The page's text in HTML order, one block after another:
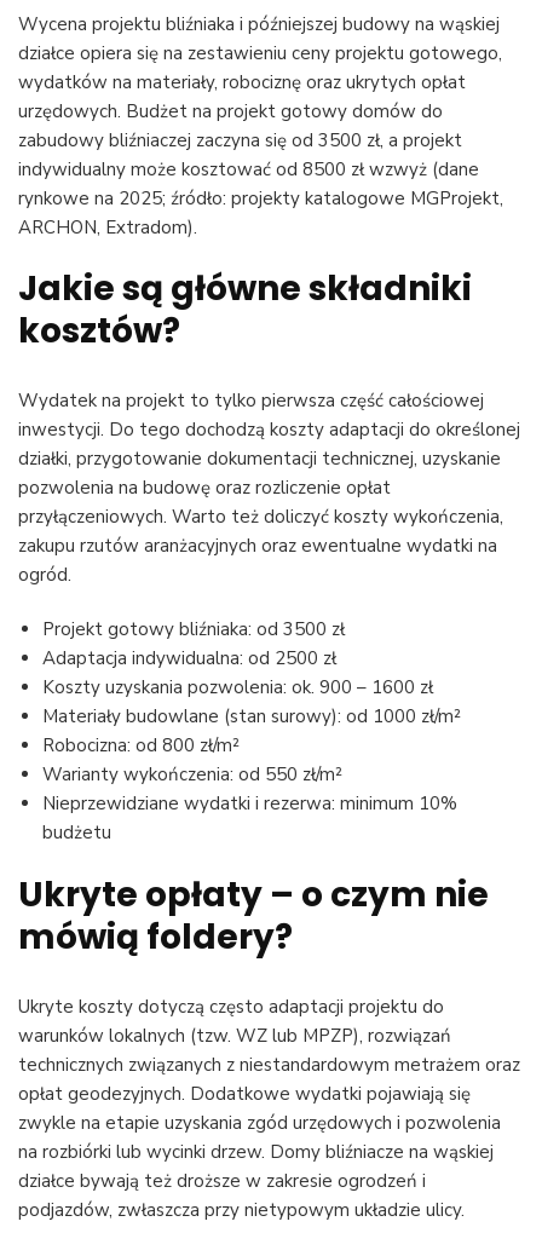
Wycena projektu bliźniaka i późniejszej budowy na wąskiej
działce opiera się na zestawieniu ceny projektu gotowego,
wydatków na materiały, robociznę oraz ukrytych opłat
urzędowych. Budżet na projekt gotowy domów do
zabudowy bliźniaczej zaczyna się od 3500 zł, a projekt
indywidualny może kosztować od 8500 zł wzwyż (dane
rynkowe na 2025; źródło: projekty katalogowe MGProjekt,
ARCHON, Extradom).
Jakie są główne składniki
kosztów?
Wydatek na projekt to tylko pierwsza część całościowej
inwestycji. Do tego dochodzą koszty adaptacji do określonej
działki, przygotowanie dokumentacji technicznej, uzyskanie
pozwolenia na budowę oraz rozliczenie opłat
przyłączeniowych. Warto też doliczyć koszty wykończenia,
zakupu rzutów aranżacyjnych oraz ewentualne wydatki na
ogród.
Projekt gotowy bliźniaka: od 3500 zł
Adaptacja indywidualna: od 2500 zł
Koszty uzyskania pozwolenia: ok. 900 – 1600 zł
Materiały budowlane (stan surowy): od 1000 zł/m²
Robocizna: od 800 zł/m²
Warianty wykończenia: od 550 zł/m²
Nieprzewidziane wydatki i rezerwa: minimum 10%
budżetu
Ukryte opłaty – o czym nie
mówią foldery?
Ukryte koszty dotyczą często adaptacji projektu do
warunków lokalnych (tzw. WZ lub MPZP), rozwiązań
technicznych związanych z niestandardowym metrażem oraz
opłat geodezyjnych. Dodatkowe wydatki pojawiają się
zwykle na etapie uzyskania zgód urzędowych i pozwolenia
na rozbiórki lub wycinki drzew. Domy bliźniacze na wąskiej
działce bywają też droższe w zakresie ogrodzeń i
podjazdów, zwłaszcza przy nietypowym układzie ulicy.